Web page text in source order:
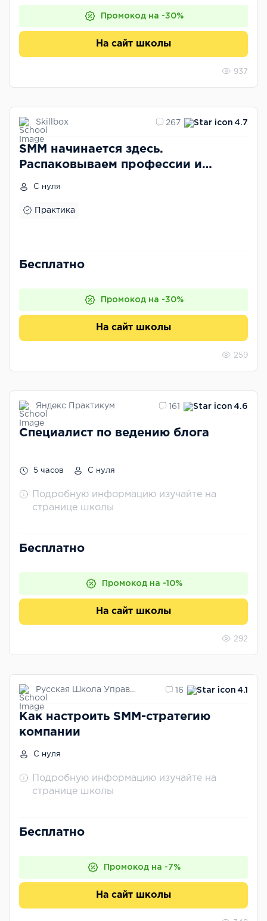
Промокод на -30%
На сайт школы
937
Skillbox 267 4.7
SMM начинается здесь.
Распаковываем профессии и
С нуля
Практика
Бесплатно
Промокод на -30%
На сайт школы
259
Яндекс Практикум 161 4.6
Специалист по ведению блога
5 часов С нуля
Подробную информацию изучайте на
странице школы
Бесплатно
Промокод на -10%
На сайт школы
292
Русская Школа Управления 16 4.1
Как настроить SMM-стратегию
компании
С нуля
Подробную информацию изучайте на
странице школы
Бесплатно
Промокод на -7%
На сайт школы